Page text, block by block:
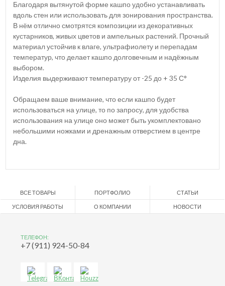
Благодаря вытянутой форме кашпо удобно устанавливать
вдоль стен или использовать для зонирования пространства.
В нём отлично смотрятся композиции из декоративных
кустарников, живых цветов и ампельных растений. Прочный
материал устойчив к влаге, ультрафиолету и перепадам
температур, что делает кашпо долговечным и надёжным
выбором.
Изделия выдерживают температуру от -25 до + 35 С°
Обращаем ваше внимание, что если кашпо будет
использоваться на улице, то по запросу, для удобства
использования на улице оно может быть укомплектовано
небольшими ножками и дренажным отверстием в центре
дна.
ВСЕ ТОВАРЫ ПОРТФОЛИО СТАТЬИ
УСЛОВИЯ РАБОТЫ О КОМПАНИИ НОВОСТИ
ТЕЛЕФОН:
+7 (911) 924-50-84